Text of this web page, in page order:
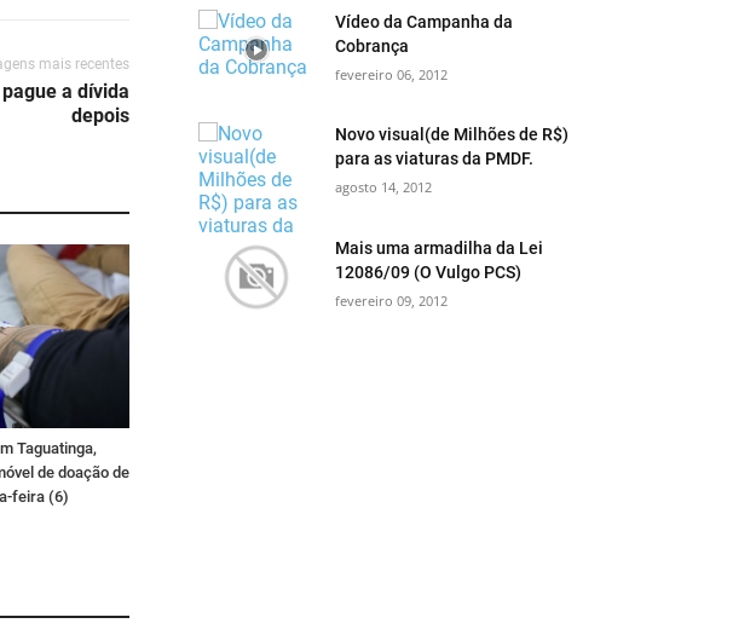
mais recentes
a dívida
depois
Taguatinga,
de doação de
feira (6)
Vídeo da Campanha da
Cobrança
fevereiro 06, 2012
Novo visual(de Milhões de R$)
para as viaturas da PMDF.
agosto 14, 2012
Mais uma armadilha da Lei
12086/09 (O Vulgo PCS)
fevereiro 09, 2012